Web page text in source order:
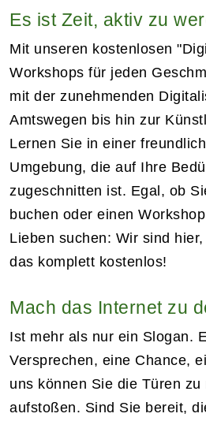
Es ist Zeit, aktiv zu
Mit unseren kostenlosen
Workshops für jeden
mit der zunehmenden
Amtswegen bis hin zur
Lernen Sie in einer
Umgebung, die auf Ihre
zugeschnitten ist. Egal, ob
buchen oder einen
Lieben suchen: Wir sind
das komplett kostenlos!
Mach das Internet zu
Ist mehr als nur ein Slogan.
Versprechen, eine Chance,
uns können Sie die Türen
aufstoßen. Sind Sie bereit,